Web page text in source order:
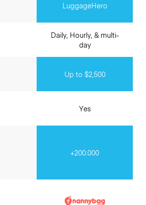
LuggageHero
Daily, Hourly, & multi-
day
Up to $2,500
Yes
+200.000